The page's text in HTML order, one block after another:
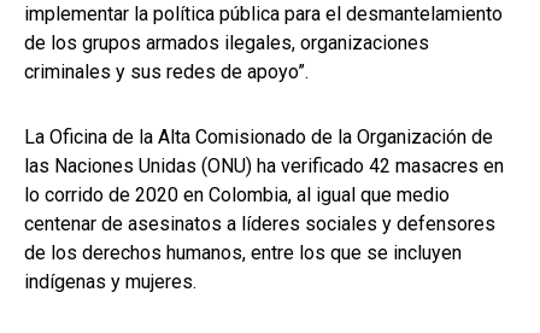
implementar la política pública para el desmantelamiento
de los grupos armados ilegales, organizaciones
criminales y sus redes de apoyo”.
La Oficina de la Alta Comisionado de la Organización de
las Naciones Unidas (ONU) ha verificado 42 masacres en
lo corrido de 2020 en Colombia, al igual que medio
centenar de asesinatos a líderes sociales y defensores
de los derechos humanos, entre los que se incluyen
indígenas y mujeres.